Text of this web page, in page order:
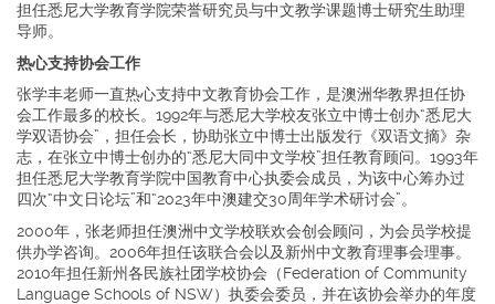
担任悉尼大学教育学院荣誉研究员与中文教学课题博士研究生助理
导师。
热心支持协会工作
张学丰老师一直热心支持中文教育协会工作，是澳洲华教界担任协
会工作最多的校长。1992年与悉尼大学校友张立中博士创办“悉尼大
学双语协会”，担任会长，协助张立中博士出版发行《双语文摘》杂
志，在张立中博士创办的“悉尼大同中文学校”担任教育顾问。1993年
担任悉尼大学教育学院中国教育中心执委会成员，为该中心筹办过
四次“中文日论坛”和“2023年中澳建交30周年学术研讨会”。
2000年，张老师担任澳洲中文学校联欢会创会顾问，为会员学校提
供办学咨询。2006年担任该联合会以及新州中文教育理事会理事。
2010年担任新州各民族社团学校协会（Federation of Community
Language Schools of NSW）执委会委员，并在该协会举办的年度